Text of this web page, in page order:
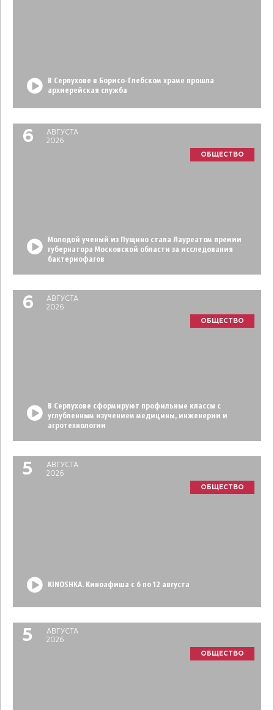
В Серпухове в Борисо-Глебском храме прошла
архиерейская служба
6
АВГУСТА
2026
ОБЩЕСТВО
Молодой ученый из Пущино стала Лауреатом премии
губернатора Московской области за исследования
бактериофагов
6
АВГУСТА
2026
ОБЩЕСТВО
В Серпухове сформируют профильные классы с
углубленным изучением медицины, инженерии и
агротехнологии
5
АВГУСТА
2026
ОБЩЕСТВО
KINOSHKA. Киноафиша с 6 по 12 августа
5
АВГУСТА
2026
ОБЩЕСТВО